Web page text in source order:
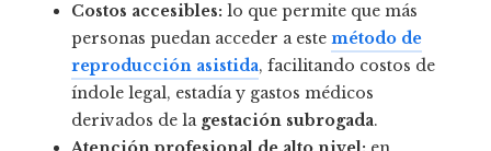
Costos accesibles: lo que permite que más
personas puedan acceder a este método de
reproducción asistida, facilitando costos de
índole legal, estadía y gastos médicos
derivados de la gestación subrogada.